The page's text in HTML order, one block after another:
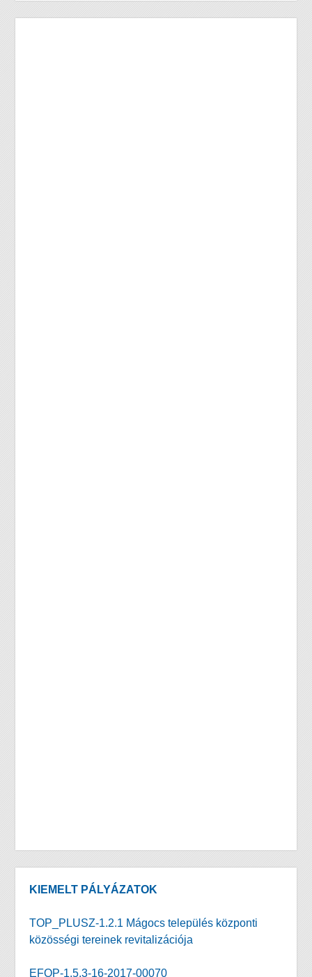
KIEMELT PÁLYÁZATOK
TOP_PLUSZ-1.2.1 Mágocs település központi
közösségi tereinek revitalizációja
EFOP-1.5.3-16-2017-00070